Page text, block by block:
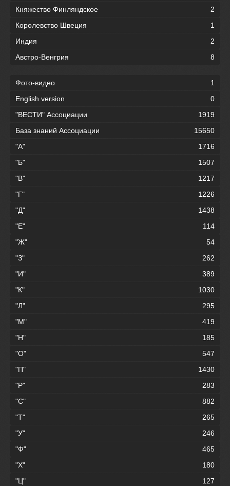
Княжество Финляндское
2
Королевство Швеция
1
Индия
2
Австро-Венгрия
8
Фото-видео
1
English version
0
"ВЕСТИ" Ассоциации
1919
База знаний Ассоциации
15650
"А"
1716
"Б"
1507
"В"
1217
"Г"
1226
"Д"
1438
"Е"
114
"Ж"
54
"З"
262
"И"
389
"К"
1030
"Л"
295
"М"
419
"Н"
185
"О"
547
"П"
1430
"Р"
283
"С"
882
"Т"
265
"У"
246
"Ф"
465
"Х"
180
"Ц"
127